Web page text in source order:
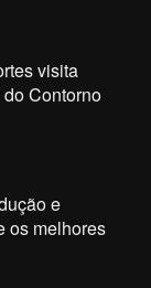
visita
Contorno
e
os melhores